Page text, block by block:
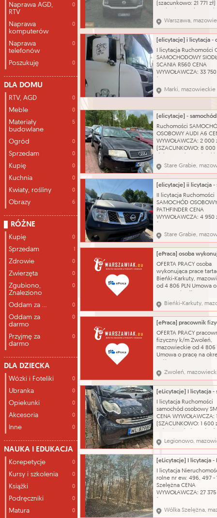
Naprawa AGD,
RTV
0
Naprawa
komputerów
0
Naprawa
telefonów
0
Poszukuję 0
DLA DOMU
RTV, AGD 0
Meble 0
Materiały
budowlane
5
Ogród 0
Sprzedam 0
Kupię 0
Kuchnia 0
Kwiaty, rośliny 0
Obrazy 6
RÓŻNE
Kupię 0
Sprzedam
Zdrowie 0
Zwierzęta 0
Zgubiono,
Znaleziono
0
Oddam za ... 0
Oddam za
darmo
0
Przyjmę za
darmo
0
DLA DZIECKA
Wózki i Foteliki 0
Ubranka 0
Opiekunki 0
Akcesoria 0
Inne 0
NAUKA I EDUKACJA
Korepetycje 0
Kursy i szkolenia 0
Książki 0
Podręczniki 0
Matura 0
(szacunkowo: 21 771
wycieków.
stanie
wieku i przebiegu
Powłoka lakiernicza w
dobrym z widocznymi
zarysowań, niewielkie
Warszawa,
I licytacja Ruchomości
SAMOCHODOWY
SCANIA R560 CENA
WYWOŁAWCZA: 33 750
Pojazd uszkodzony.
kluczyk Nazwa
Model: SERIA R
ciągnik siodłowy
silnika: 15607 cm³
paliwa: olej nap
Marki, mazowieckie
Ruchomości
OSOBOWY AUDI A6
WYWOŁAWCZA: 2 000
(SZACUNKOWO: 8 000
Nazwa katalogowa:
osobowy Marka: Audi
A6 Typ nadwozia:
Pojemność silnika:
Rodzaj paliwa:
produkcji: 2004
biegów: automatyczna
Stare Grabie,
II licytacja Ruchomości
SAMOCHÓD
PATHFINDER CENA
WYWOŁAWCZA: 4 950
kluczyka, brak
dokumentów,
powłoka lakiernicza.
katalogowa: Samochód
osobowy Marka:
Pathfinder Typ
ciężarowy Pojemność
Stare Grabie,
OFERTA PRACY osoba
wykonująca prace
Bieńki-Karkuty,
od 4 806 PLN Umowa
sortowanie desek i
wykształcenie -
zawód - Tartacznik
Parkietu Alina
Kontakt bezpośrednio
pracodawcy
Pracy
Bieńki-Karkuty,
OFERTA PRACY
fizyczny k/m Zwoleń,
mazowieckie od 4 806
Umowa o pracę na
pracach budowlanych
wykształcenie -
zawód - Pomocniczy
budowlany Usługi
Budowlane Jacek
Kontakt bezpośrednio
pracodawcy tel.
Zwoleń,
I licytacja Ruchomości
samochód osobowy
CENA WYWOŁAWCZA:
(SZACUNKOWO: 1 600
prawy tył (wypadek
komunikacyjny,
prawe tylne koło) brak
powietrza , badanie
do 25.08.2026r, brak
możliwości odpalenia
brak możliwości
Legionowo,
I licytacja
rolne nr ew. 496, 497 -
Szelężna CENA
WYWOŁAWCZA: 27 375
Nazwa katalogowa:
Oznaczenie księgi
Wólka Szelężna,